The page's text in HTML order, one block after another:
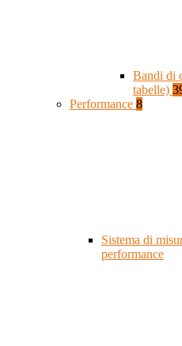
Bandi di
tabelle)
Performance 8
Sistema di
performance